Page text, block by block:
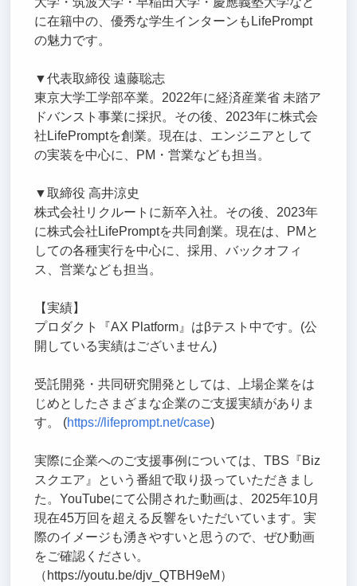
に在籍中の、優秀な学生インターンもLifePrompt
の魅力です。
▼代表取締役 遠藤聡志
東京大学工学部卒業。2022年に経済産業省 未踏ア
ドバンスト事業に採択。その後、2023年に株式会
社LifePromptを創業。現在は、エンジニアとして
の実装を中心に、PM・営業なども担当。
▼取締役 高井涼史
株式会社リクルートに新卒入社。その後、2023年
に株式会社LifePromptを共同創業。現在は、PMと
しての各種実行を中心に、採用、バックオフィ
ス、営業なども担当。
【実績】
プロダクト『AX Platform』はβテスト中です。(公
開している実績はございません)
受託開発・共同研究開発としては、上場企業をは
じめとしたさまざまな企業のご支援実績がありま
す。 (https://lifeprompt.net/case)
実際に企業へのご支援事例については、TBS『Biz
スクエア』という番組で取り扱っていただきまし
た。YouTubeにて公開された動画は、2025年10月
現在45万回を超える反響をいただいています。実
際のイメージも湧きやすいと思うので、ぜひ動画
をご確認ください。
（https://youtu.be/djv_QTBH9eM）